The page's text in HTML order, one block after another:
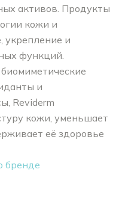
активов. Продукты
кожи и
укрепление и
функций.
и
Reviderm
кожи, уменьшает
её здоровье
бренде